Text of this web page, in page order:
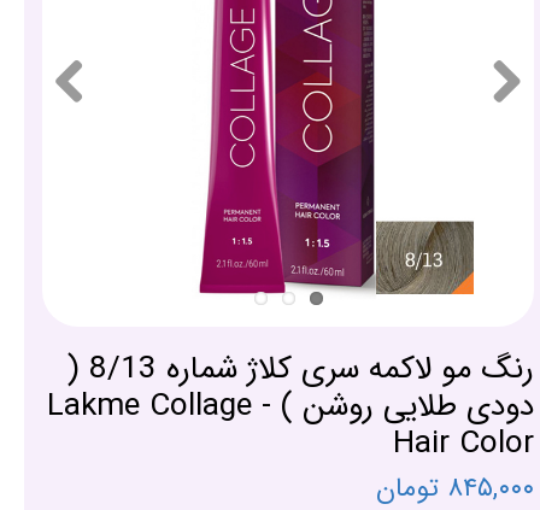
رنگ مو لاکمه سری کلاژ شماره 8/13 (
دودی طلایی روشن ) - Lakme Collage
Hair Color
۸۴۵,۰۰۰ تومان